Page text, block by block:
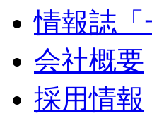
情報誌「
会社概要
採用情報